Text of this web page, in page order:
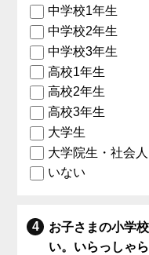
中学校1年生
中学校2年生
中学校3年生
高校1年生
高校2年生
高校3年生
大学生
大学院生・社会
いない
お子さまの小学
い。いらっしゃ